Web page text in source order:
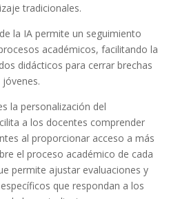
tradicionales.
la IA permite un seguimiento
académicos, facilitando la
didácticos para cerrar brechas
la personalización del
a los docentes comprender
al proporcionar acceso a más
el proceso académico de cada
permite ajustar evaluaciones y
que respondan a los